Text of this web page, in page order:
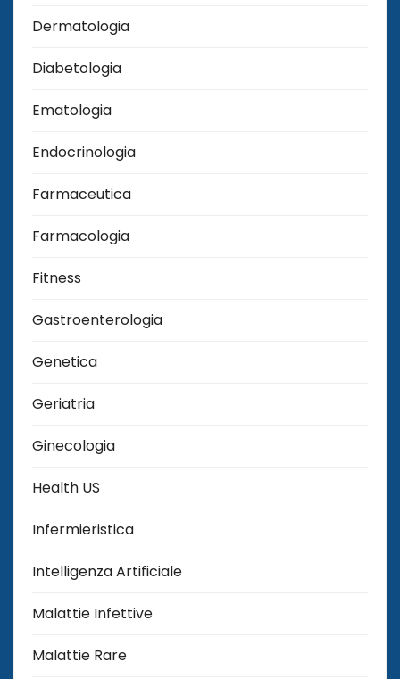
Dermatologia
Diabetologia
Ematologia
Endocrinologia
Farmaceutica
Farmacologia
Fitness
Gastroenterologia
Genetica
Geriatria
Ginecologia
Health US
Infermieristica
Intelligenza Artificiale
Malattie Infettive
Malattie Rare